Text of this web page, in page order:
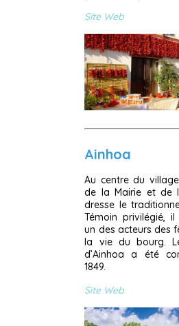
Site Web
Ainhoa
Au centre du
de la Mairie et de
dresse le
Témoin privilégié,
un des acteurs des
la vie du bourg.
d’Ainhoa a été
1849.
Site Web